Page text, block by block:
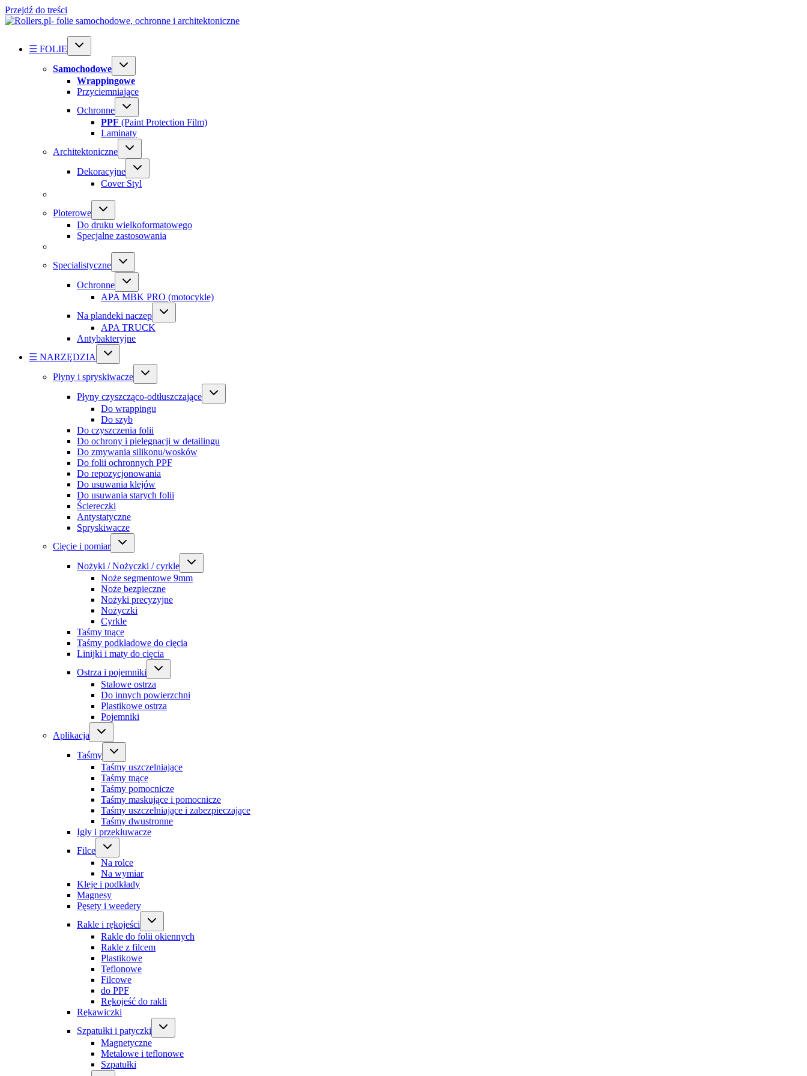
Przejdź do treści
☰ FOLIE
Samochodowe
Wrappingowe
Przyciemniające
Ochronne
PPF (Paint Protection Film)
Laminaty
Architektoniczne
Dekoracyjne
Cover Styl
Ploterowe
Do druku wielkoformatowego
Specjalne zastosowania
Specialistyczne
Ochronne
APA MBK PRO (motocykle)
Na plandeki naczep
APA TRUCK
Antybakteryjne
☰ NARZĘDZIA
Płyny i spryskiwacze
Płyny czyszcząco-odtłuszczające
Do wrappingu
Do szyb
Do czyszczenia folii
Do ochrony i pielęgnacji w detailingu
Do zmywania silikonu/wosków
Do folii ochronnych PPF
Do repozycjonowania
Do usuwania klejów
Do usuwania starych folii
Ściereczki
Antystatyczne
Spryskiwacze
Cięcie i pomiar
Nożyki / Nożyczki / cyrkle
Noże segmentowe 9mm
Noże bezpieczne
Nożyki precyzyjne
Nożyczki
Cyrkle
Taśmy tnące
Taśmy podkładowe do cięcia
Linijki i maty do cięcia
Ostrza i pojemniki
Stalowe ostrza
Do innych powierzchni
Plastikowe ostrza
Pojemniki
Aplikacja
Taśmy
Taśmy uszczelniające
Taśmy tnące
Taśmy pomocnicze
Taśmy maskujące i pomocnicze
Taśmy uszczelniające i zabezpieczające
Taśmy dwustronne
Igły i przekłuwacze
Filce
Na rolce
Na wymiar
Kleje i podkłady
Magnesy
Pęsety i weedery
Rakle i rękojeści
Rakle do folii okiennych
Rakle z filcem
Plastikowe
Teflonowe
Filcowe
do PPF
Rękojeść do rakli
Rękawiczki
Szpatułki i patyczki
Magnetyczne
Metalowe i teflonowe
Szpatułki